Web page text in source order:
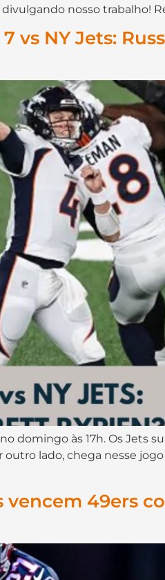
nosso trabalho!
vs NY Jets:
domingo às 17h. Os Jets
lado, chega nesse
vencem 49ers